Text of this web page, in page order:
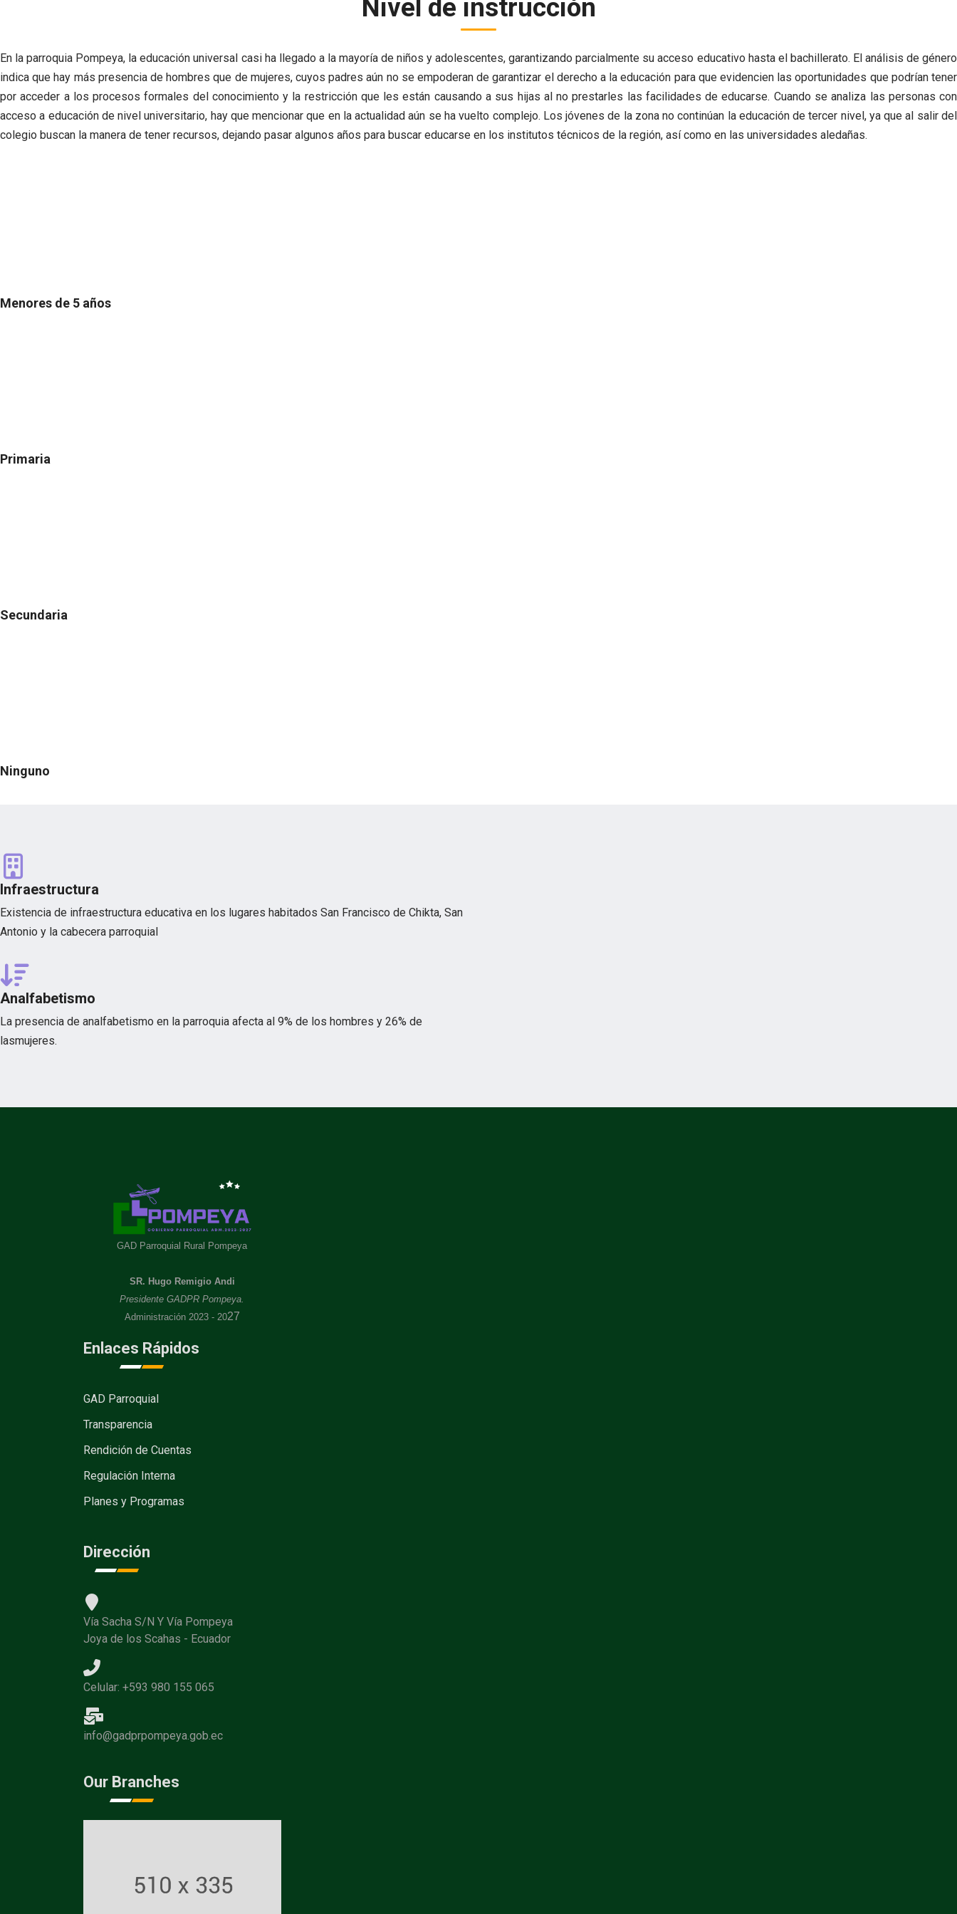
Nivel de instrucción
En la parroquia Pompeya, la educación universal casi ha llegado a la mayoría de niños y adolescentes, garantizando parcialmente su acceso educativo hasta el bachillerato. El análisis de género
indica que hay más presencia de hombres que de mujeres, cuyospadres aún no se empoderan de garantizar el derecho a la educación para queevidencien las oportunidades que podrían tener
por acceder a los procesos formales del conocimiento y la restricción que les están causando a sus hijas al no prestarles las facilidades de educarse. Cuando se analiza las personas con
acceso a educación de nivel universitario, hay quemencionar que en la actualidad aún se ha vuelto complejo. Los jóvenes de la zona nocontinúan la educación de tercer nivel, ya que al salir del
colegio buscan la manera de tener recursos, dejando pasar algunos años para buscar educarse en los institutos técnicos de la región, así como en las universidades aledañas.
Menores de 5 años
Primaria
Secundaria
Ninguno
Infraestructura
Existencia de infraestructura educativa en los lugares habitados San Francisco de Chikta, San
Antonio y la cabecera parroquial
Analfabetismo
La presencia de analfabetismo en la parroquia afecta al 9% de los hombres y 26% de
lasmujeres.
GAD Parroquial Rural Pompeya
SR. Hugo Remigio Andi
Presidente GADPR Pompeya.
Administración 2023 - 2027
Enlaces Rápidos
GAD Parroquial
Transparencia
Rendición de Cuentas
Regulación Interna
Planes y Programas
Dirección
Vía Sacha S/N Y Vía Pompeya
Joya de los Scahas - Ecuador
Celular: +593 980 155 065
info@gadprpompeya.gob.ec
Our Branches